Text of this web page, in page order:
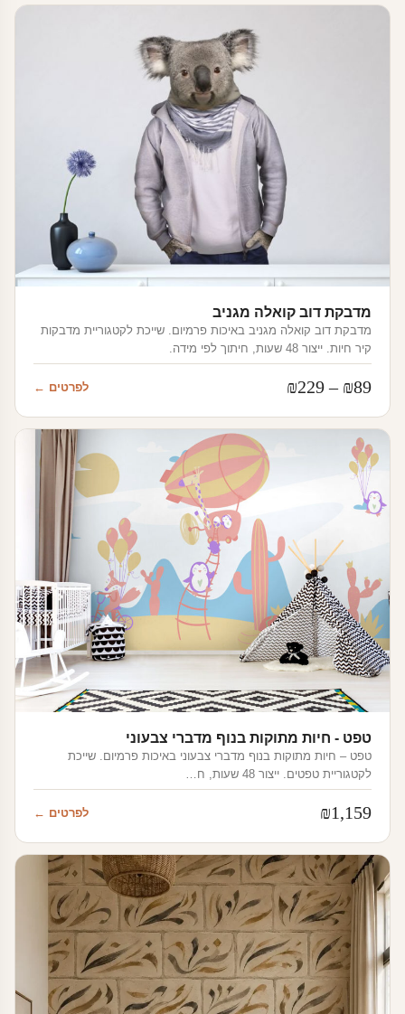
מדבקת דוב קואלה מגניב
מדבקת דוב קואלה מגניב באיכות פרמיום. שייכת לקטגוריית מדבקות
קיר חיות. ייצור 48 שעות, חיתוך לפי מידה.
₪89
–
₪229
מחירים:
עד
לפרטים ←
טפט - חיות מתוקות בנוף מדברי צבעוני
טפט – חיות מתוקות בנוף מדברי צבעוני באיכות פרמיום. שייכת
לקטגוריית טפטים. ייצור 48 שעות, ח…
₪1,159 לפרטים ←